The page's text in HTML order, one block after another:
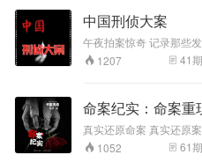
中国刑侦大案
1207
41期
命案纪实：命案重
真实还原命案 真实还原案件各色人物，让你仿佛亲临案发现场！刺激紧张、悬疑烧脑的真实案件，让你一听上瘾！ 网罗中国经典、热点刑侦大案，全方位还原案情，配套案件真实图片，每个案件都来源于一手官方信息
和结案呈词，不胡乱捏
1052 61期